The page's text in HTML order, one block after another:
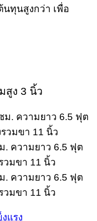
นทุนสูงกว่า เพื่อ
สูง 3 นิ้ว
ม. ความยาว 6.5 ฟุต
วมขา 11 นิ้ว
. ความยาว 6.5 ฟุต
วมขา 11 นิ้ว
. ความยาว 6.5 ฟุต
วมขา 11 นิ้ว